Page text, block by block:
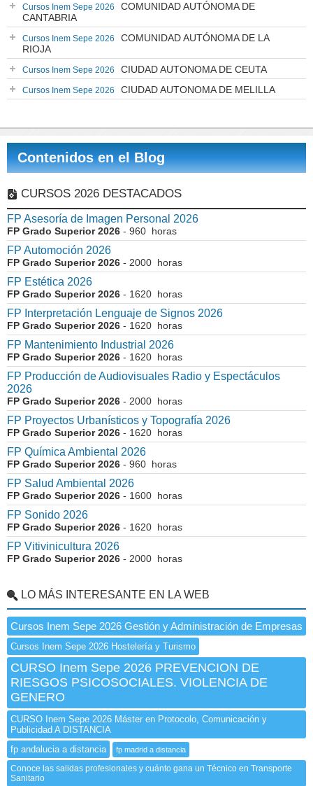
Cursos Inem Sepe 2026
COMUNIDAD AUTÓNOMA DE
CANTABRIA
Cursos Inem Sepe 2026
COMUNIDAD AUTÓNOMA DE LA
RIOJA
Cursos Inem Sepe 2026 CIUDAD AUTONOMA DE CEUTA
Cursos Inem Sepe 2026 CIUDAD AUTONOMA DE MELILLA
Contenidos en el Blog
CURSOS 2026 DESTACADOS
FP Asesoría de Imagen Personal 2026
FP Grado Superior 2026 - 960 horas
FP Automoción 2026
FP Grado Superior 2026 - 2000 horas
FP Estética 2026
FP Grado Superior 2026 - 1620 horas
FP Interpretación Lenguaje de Signos 2026
FP Grado Superior 2026 - 1620 horas
FP Mantenimiento Industrial 2026
FP Grado Superior 2026 - 1620 horas
FP Producción de Audiovisuales Radio y Espectáculos
2026
FP Grado Superior 2026 - 2000 horas
FP Proyectos Urbanísticos y Topografía 2026
FP Grado Superior 2026 - 1620 horas
FP Química Ambiental 2026
FP Grado Superior 2026 - 960 horas
FP Salud Ambiental 2026
FP Grado Superior 2026 - 1600 horas
FP Sonido 2026
FP Grado Superior 2026 - 1620 horas
FP Vitivinicultura 2026
FP Grado Superior 2026 - 2000 horas
LO MÁS INTERESANTE EN LA WEB
Cursos Inem Sepe 2026 Gestión y Administración de Empresas
Cursos Inem Sepe 2026 Hostelería y Turismo
CURSO Inem Sepe 2026 PREVENCION DE
RIESGOS PSICOSOCIALES. VIOLENCIA DE
GENERO
CURSO Inem Sepe 2026 Máster en Protocolo, Comunicación y
Publicidad A DISTANCIA
fp andalucia a distancia
fp madrid a distancia
Conoce las salidas profesionales y cuánto gana un Técnico en Transporte
Sanitario